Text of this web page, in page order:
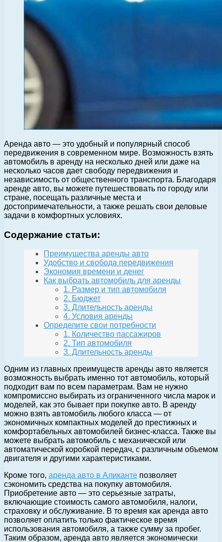
Аренда авто — это удобный и популярный способ
передвижения в современном мире. Возможность взять
автомобиль в аренду на несколько дней или даже на
несколько часов дает свободу передвижения и
независимость от общественного транспорта. Благодаря
аренде авто, вы можете путешествовать по городу или
стране, посещать различные места и
достопримечательности, а также решать свои деловые
задачи в комфортных условиях.
Содержание статьи:
Преимущества аренды авто
Удобство и свобода передвижения
Экономия времени и денег
Как выбрать автомобиль для аренды
1. Размер и тип автомобиля
2. Бюджет
3. Длительность аренды
4. Условия аренды
Определите свои потребности
1. Количество пассажиров
2. Тип автомобиля
3. Длительность аренды
Одним из главных преимуществ аренды авто является
возможность выбрать именно тот автомобиль, который
подходит вам по всем параметрам. Вам не нужно
компромиссно выбирать из ограниченного числа марок и
моделей, как это бывает при покупке авто. В аренду
можно взять автомобиль любого класса — от
экономичных компактных моделей до престижных и
комфортабельных автомобилей бизнес-класса. Также вы
можете выбрать автомобиль с механической или
автоматической коробкой передач, с различным объемом
двигателя и другими характеристиками.
Кроме того, аренда авто в Аликанте позволяет
сэкономить средства на покупку автомобиля.
Приобретение авто — это серьезные затраты,
включающие стоимость самого автомобиля, налоги,
страховку и обслуживание. В то время как аренда авто
позволяет оплатить только фактическое время
использования автомобиля, а также сумму за пробег.
Таким образом, аренда авто является экономически